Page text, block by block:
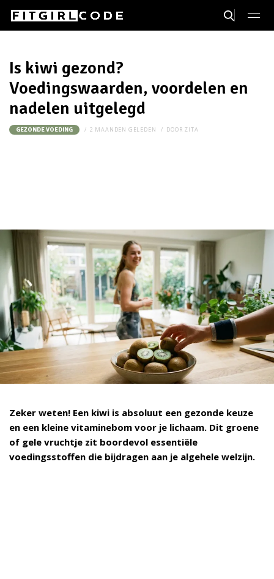
Is kiwi gezond?
Voedingswaarden, voordelen en
nadelen uitgelegd
GEZONDE VOEDING 2 MAANDEN GELEDEN DOOR ZITA
Zeker weten! Een kiwi is absoluut een gezonde keuze
en een kleine vitaminebom voor je lichaam. Dit groene
of gele vruchtje zit boordevol essentiële
voedingsstoffen die bijdragen aan je algehele welzijn.